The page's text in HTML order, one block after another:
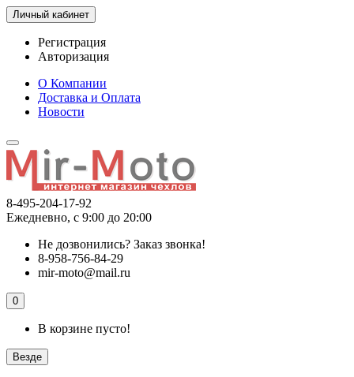
Личный кабинет
Регистрация
Авторизация
О Компании
Доставка и Оплата
Новости
8-495-204-17-92
Ежедневно, с 9:00 до 20:00
Не дозвонились? Заказ звонка!
8-958-756-84-29
mir-moto@mail.ru
0
В корзине пусто!
Везде